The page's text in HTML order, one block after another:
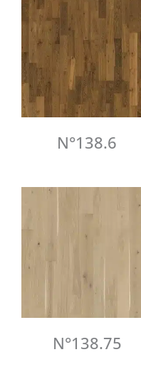
N°138.6
N°138.75